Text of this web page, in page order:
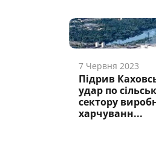
7 Червня 2023
Підрив
удар по
сектору
харчуванн...